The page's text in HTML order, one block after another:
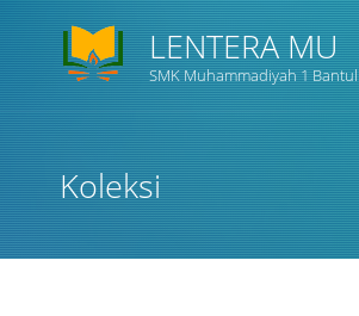
LENTERA MU
SMK Muhammadiyah 1 Bantul
Koleksi